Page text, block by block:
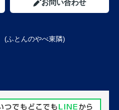
お問い合わせ
とんのやべ東隣)